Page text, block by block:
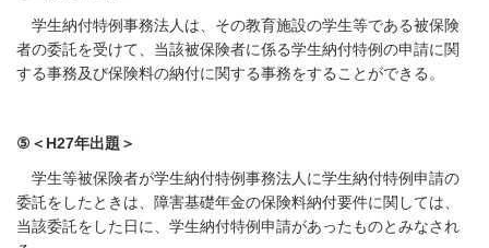
学生納付特例事務法人は、その教育施設の学生等である被保険
者の委託を受けて、当該被保険者に係る学生納付特例の申請に関
する事務及び保険料の納付に関する事務をすることができる。
⑤＜H27年出題＞
学生等被保険者が学生納付特例事務法人に学生納付特例申請の
委託をしたときは、障害基礎年金の保険料納付要件に関しては、
当該委託をした日に、学生納付特例申請があったものとみなされ